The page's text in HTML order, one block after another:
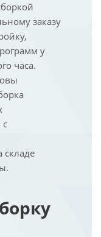
заказу
у
часа.
складе